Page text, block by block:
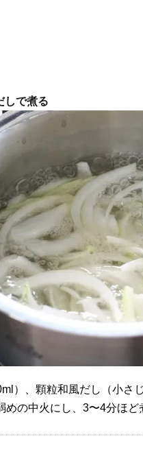
しで煮る
）、顆粒和風だし（小さ
めの中火にし、3〜4分ほど